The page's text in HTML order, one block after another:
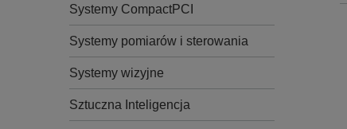
Systemy CompactPCI
Systemy pomiarów i sterowania
Systemy wizyjne
Sztuczna Inteligencja